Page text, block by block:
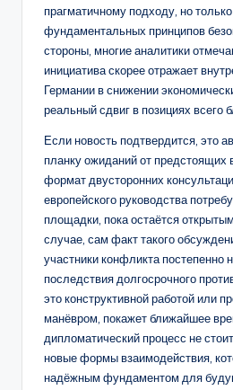
прагматичному подходу, но
фундаментальных принципов
стороны, многие аналитики
инициатива скорее отражает
Германии в снижении
реальный сдвиг в позициях всего
Если новость подтвердится, это
планку ожиданий от предстоящих
формат двусторонних
европейского руководства
площадки, пока остаётся
случае, сам факт такого
участники конфликта постепенно
последствия долгосрочного
это конструктивной работой или
манёвром, покажет ближайшее
дипломатический процесс не
новые формы взаимодействия,
надёжным фундаментом для